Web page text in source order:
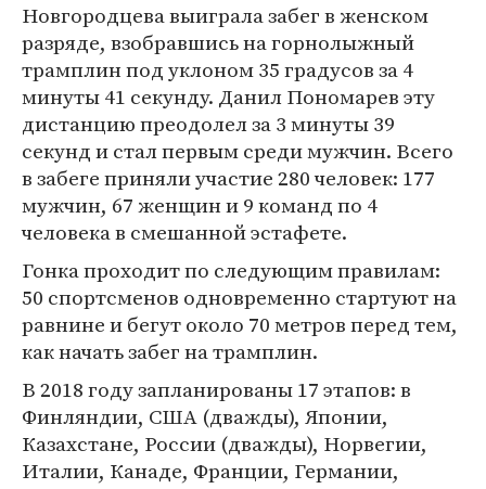
Новгородцева выиграла забег в женском
разряде, взобравшись на горнолыжный
трамплин под уклоном 35 градусов за 4
минуты 41 секунду. Данил Пономарев эту
дистанцию преодолел за 3 минуты 39
секунд и стал первым среди мужчин. Всего
в забеге приняли участие 280 человек: 177
мужчин, 67 женщин и 9 команд по 4
человека в смешанной эстафете.
Гонка проходит по следующим правилам:
50 спортсменов одновременно стартуют на
равнине и бегут около 70 метров перед тем,
как начать забег на трамплин.
В 2018 году запланированы 17 этапов: в
Финляндии, США (дважды), Японии,
Казахстане, России (дважды), Норвегии,
Италии, Канаде, Франции, Германии,